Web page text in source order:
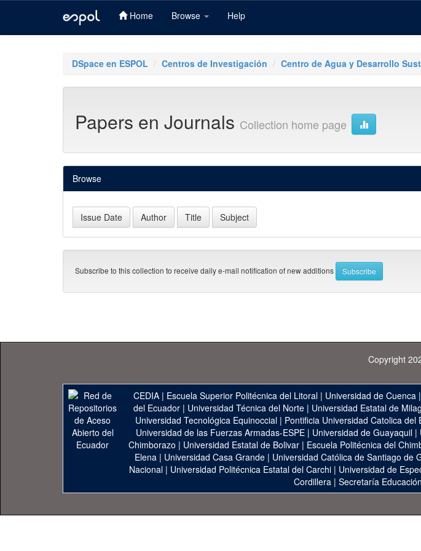
Home Browse Help
DSpace en ESPOL Centros de Investigación Centro de Agua y Desarrollo
Papers en Journals Collection home page
Browse
Subscribe to this collection to receive daily e-mail notification of new additions
Copyright
CEDIA | Escuela Superior Politécnica del Litoral | Universidad de Cuenca |
del Ecuador| Universidad Técnica del Norte| Universidad Estatal de
Universidad Tecnológica Equinoccial| Pontificia Universidad Catolica del
Universidad de las Fuerzas Armadas-ESPE | Universidad de Guayaquil |
Chimborazo | Universidad Estatal de Bolivar| Escuela Politécnica del
Elena | Universidad Casa Grande | Universidad Católica de Santiago de
Nacional | Universidad Politécnica Estatal del Carchi | Universidad de
Cordillera| Secretaría